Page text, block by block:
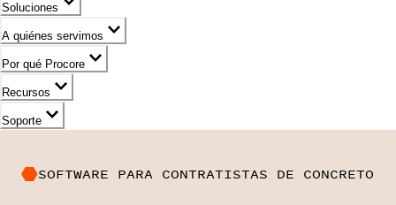
Soluciones
A quiénes servimos
Por qué Procore
Recursos
Soporte
SOFTWARE PARA CONTRATISTAS DE CONCRETO